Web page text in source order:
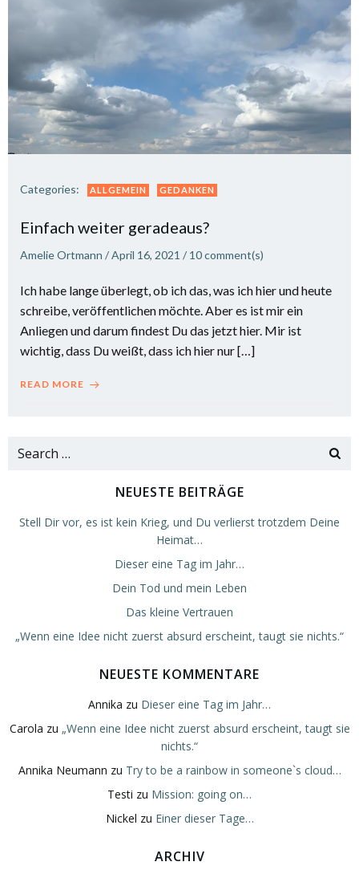
Categories: ALLGEMEIN GEDANKEN
Einfach weiter geradeaus?
Amelie Ortmann /April 16, 2021 / 10comment(s)
Ich habe lange überlegt, ob ich das, was ich hier und heute
schreibe, veröffentlichen möchte. Aber es ist mir ein
Anliegen und darum findest Du das jetzt hier. Mir ist
wichtig, dass Du weißt, dass ich hier nur […]
READ MORE
Search
NEUESTE BEITRÄGE
Stell Dir vor, es ist kein Krieg, und Du verlierst trotzdem Deine
Heimat…
Dieser eine Tag im Jahr…
Dein Tod und mein Leben
Das kleine Vertrauen
„Wenn eine Idee nicht zuerst absurd erscheint, taugt sie nichts.“
NEUESTE KOMMENTARE
Annika zu Dieser eine Tag im Jahr…
Carola zu „Wenn eine Idee nicht zuerst absurd erscheint, taugt sie
nichts.“
Annika Neumann zu Try to be a rainbow in someone`s cloud…
Testi zu Mission: going on…
Nickel zu Einer dieser Tage…
ARCHIV